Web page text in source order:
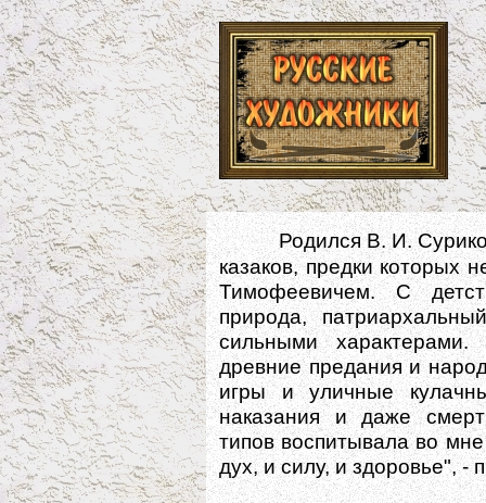
Родился В. И.
казаков, предки которых
Тимофеевичем. С
природа,
сильными
древние предания и
игры и уличные
наказания и даже
типов воспитывала во
дух, и силу, и здоровье", -